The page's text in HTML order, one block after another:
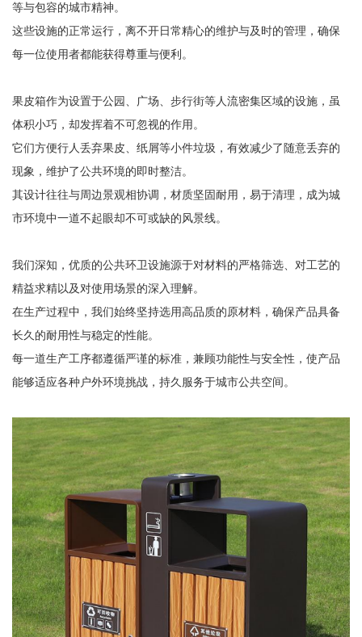
等与包容的城市精神。
这些设施的正常运行，离不开日常精心的维护与及时的管理，确保
每一位使用者都能获得尊重与便利。
果皮箱作为设置于公园、广场、步行街等人流密集区域的设施，虽
体积小巧，却发挥着不可忽视的作用。
它们方便行人丢弃果皮、纸屑等小件垃圾，有效减少了随意丢弃的
现象，维护了公共环境的即时整洁。
其设计往往与周边景观相协调，材质坚固耐用，易于清理，成为城
市环境中一道不起眼却不可或缺的风景线。
我们深知，优质的公共环卫设施源于对材料的严格筛选、对工艺的
精益求精以及对使用场景的深入理解。
在生产过程中，我们始终坚持选用高品质的原材料，确保产品具备
长久的耐用性与稳定的性能。
每一道生产工序都遵循严谨的标准，兼顾功能性与安全性，使产品
能够适应各种户外环境挑战，持久服务于城市公共空间。